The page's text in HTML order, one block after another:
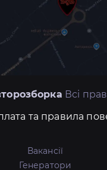
Всі
та правила
Вакансії
Генератори